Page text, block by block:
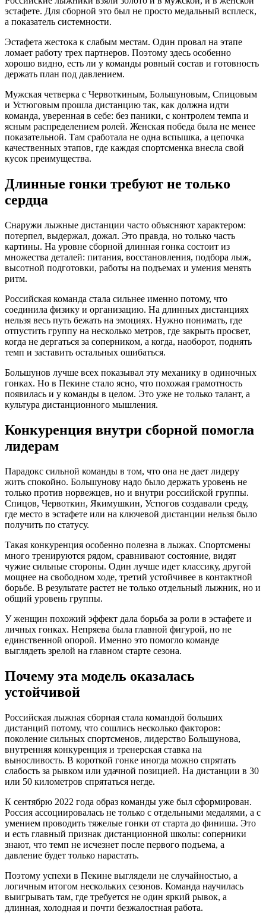
эстафете. Для сборной это был не просто медальный всплеск,
а показатель системности.
Эстафета жестока к слабым местам. Один провал на этапе
ломает работу трех партнеров. Поэтому здесь особенно
хорошо видно, есть ли у команды ровный состав и готовность
держать план под давлением.
Мужская четверка с Червоткиным, Большуновым, Спицовым
и Устюговым прошла дистанцию так, как должна идти
команда, уверенная в себе: без паники, с контролем темпа и
ясным распределением ролей. Женская победа была не менее
показательной. Там сработала не одна вспышка, а цепочка
качественных этапов, где каждая спортсменка внесла свой
кусок преимущества.
Длинные гонки требуют не только
сердца
Снаружи лыжные дистанции часто объясняют характером:
потерпел, выдержал, дожал. Это правда, но только часть
картины. На уровне сборной длинная гонка состоит из
множества деталей: питания, восстановления, подбора лыж,
высотной подготовки, работы на подъемах и умения менять
ритм.
Российская команда стала сильнее именно потому, что
соединила физику и организацию. На длинных дистанциях
нельзя весь путь бежать на эмоциях. Нужно понимать, где
отпустить группу на несколько метров, где закрыть просвет,
когда не дергаться за соперником, а когда, наоборот, поднять
темп и заставить остальных ошибаться.
Большунов лучше всех показывал эту механику в одиночных
гонках. Но в Пекине стало ясно, что похожая грамотность
появилась и у команды в целом. Это уже не только талант, а
культура дистанционного мышления.
Конкуренция внутри сборной помогла
лидерам
Парадокс сильной команды в том, что она не дает лидеру
жить спокойно. Большунову надо было держать уровень не
только против норвежцев, но и внутри российской группы.
Спицов, Червоткин, Якимушкин, Устюгов создавали среду,
где место в эстафете или на ключевой дистанции нельзя было
получить по статусу.
Такая конкуренция особенно полезна в лыжах. Спортсмены
много тренируются рядом, сравнивают состояние, видят
чужие сильные стороны. Один лучше идет классику, другой
мощнее на свободном ходе, третий устойчивее в контактной
борьбе. В результате растет не только отдельный лыжник, но и
общий уровень группы.
У женщин похожий эффект дала борьба за роли в эстафете и
личных гонках. Непряева была главной фигурой, но не
единственной опорой. Именно это помогло команде
выглядеть зрелой на главном старте сезона.
Почему эта модель оказалась
устойчивой
Российская лыжная сборная стала командой больших
дистанций потому, что сошлись несколько факторов:
поколение сильных спортсменов, лидерство Большунова,
внутренняя конкуренция и тренерская ставка на
выносливость. В короткой гонке иногда можно спрятать
слабость за рывком или удачной позицией. На дистанции в 30
или 50 километров спрятаться негде.
К сентябрю 2022 года образ команды уже был сформирован.
Россия ассоциировалась не только с отдельными медалями, а с
умением проводить тяжелые гонки от старта до финиша. Это
и есть главный признак дистанционной школы: соперники
знают, что темп не исчезнет после первого подъема, а
давление будет только нарастать.
Поэтому успехи в Пекине выглядели не случайностью, а
логичным итогом нескольких сезонов. Команда научилась
выигрывать там, где требуется не один яркий рывок, а
длинная, холодная и почти безжалостная работа.